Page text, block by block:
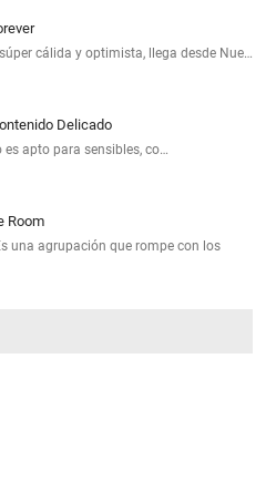
cálida y optimista, llega desde Nue…
Delicado
es apto para sensibles, co…
Room
una agrupación que rompe con los